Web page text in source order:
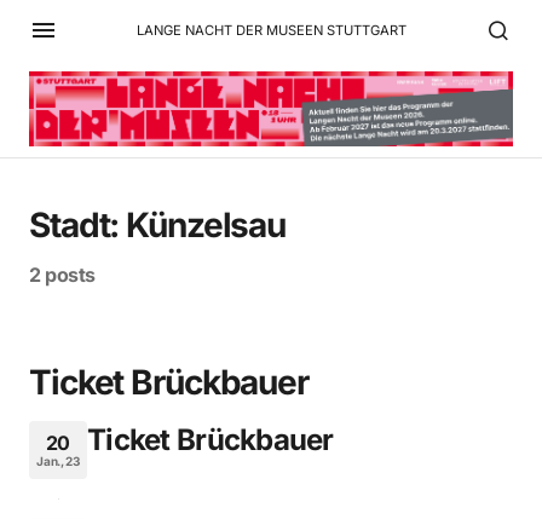
LANGE NACHT DER MUSEEN STUTTGART
Stadt: Künzelsau
2 posts
Ticket Brückbauer
20
Jan., 23
Ticket Brückbauer